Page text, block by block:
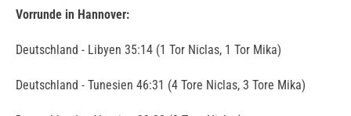
Vorrunde in Hannover:
Deutschland - Libyen 35:14 (1 Tor Niclas, 1 Tor Mika)
Deutschland - Tunesien 46:31 (4 Tore Niclas, 3 Tore Mika)